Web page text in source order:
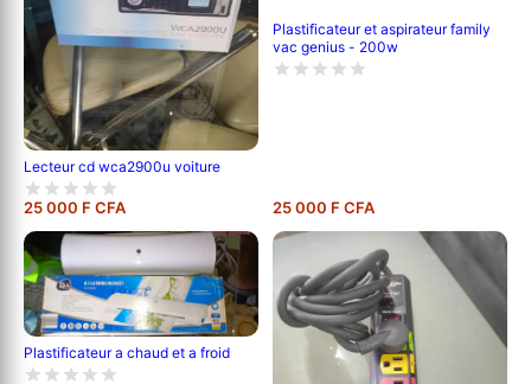
Lecteur cd wca2900u voiture
25 000 F CFA
Plastificateur et aspirateur family
vac genius - 200w
25 000 F CFA
Plastificateur a chaud et a froid